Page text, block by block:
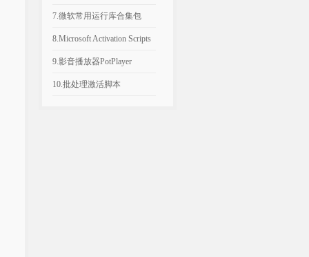
26H1 v26.0.1810 附永久激活
密钥
7.微软常用运行库合集包
v2026.06.07 可自选更新
8.Microsoft Activation Scripts
AIO v3.12 KMS激活脚本
9.影音播放器PotPlayer
v1.7.23021.0 去广告版
10.批处理激活脚本